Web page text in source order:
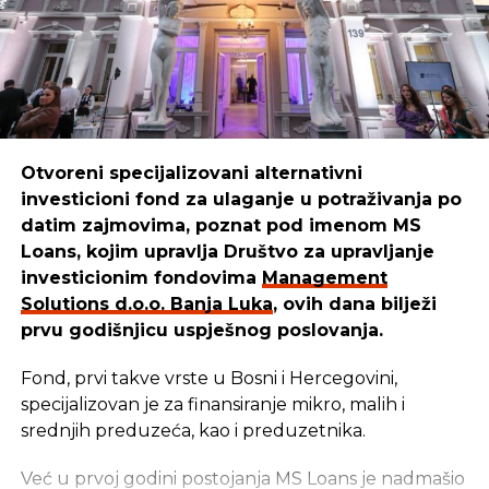
Otvoreni specijalizovani alternativni
investicioni fond za ulaganje u potraživanja po
datim zajmovima, poznat pod imenom MS
Loans, kojim upravlja Društvo za upravljanje
investicionim fondovima Management
Solutions d.o.o. Banja Luka, ovih dana bilježi
prvu godišnjicu uspješnog poslovanja.
Fond, prvi takve vrste u Bosni i Hercegovini,
specijalizovan je za finansiranje mikro, malih i
srednjih preduzeća, kao i preduzetnika.
Već u prvoj godini postojanja MS Loans je nadmašio